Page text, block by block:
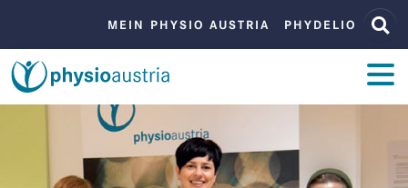
Zum Inhalt
Zur Navigation
MEIN PHYSIO AUSTRIA
PHYDELIO
ZUM INHALT